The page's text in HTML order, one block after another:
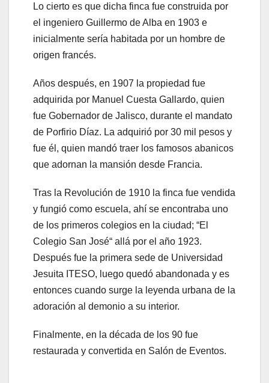
Lo cierto es que dicha finca fue construida por
el ingeniero Guillermo de Alba en 1903 e
inicialmente sería habitada por un hombre de
origen francés.
Años después, en 1907 la propiedad fue
adquirida por Manuel Cuesta Gallardo, quien
fue Gobernador de Jalisco, durante el mandato
de Porfirio Díaz. La adquirió por 30 mil pesos y
fue él, quien mandó traer los famosos abanicos
que adornan la mansión desde Francia.
Tras la Revolución de 1910 la finca fue vendida
y fungió como escuela, ahí se encontraba uno
de los primeros colegios en la ciudad; “El
Colegio San José“ allá por el año 1923.
Después fue la primera sede de Universidad
Jesuita ITESO, luego quedó abandonada y es
entonces cuando surge la leyenda urbana de la
adoración al demonio a su interior.
Finalmente, en la década de los 90 fue
restaurada y convertida en Salón de Eventos.